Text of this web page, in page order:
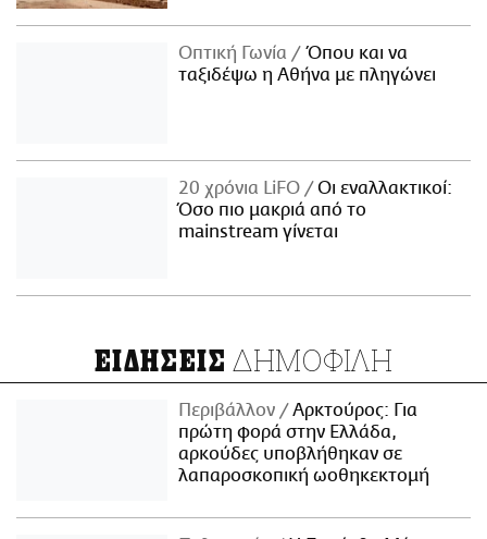
Οπτική Γωνία
Όπου και να
ταξιδέψω η Αθήνα με πληγώνει
20 χρόνια LiFO
Οι εναλλακτικοί:
Όσο πιο μακριά από το
mainstream γίνεται
ΕΙΔΗΣΕΙΣ ΔΗΜΟΦΙΛΗ
Περιβάλλον
Αρκτούρος: Για
πρώτη φορά στην Ελλάδα,
αρκούδες υποβλήθηκαν σε
λαπαροσκοπική ωοθηκεκτομή